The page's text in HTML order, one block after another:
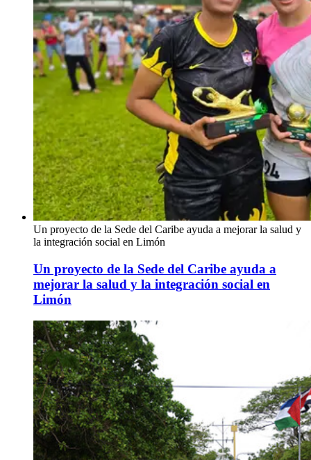
Un proyecto de la Sede del Caribe ayuda a mejorar la salud y
la integración social en Limón
Un proyecto de la Sede del Caribe ayuda a
mejorar la salud y la integración social en
Limón